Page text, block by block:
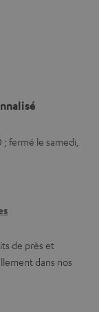
fermé le samedi,
de près et
dans nos